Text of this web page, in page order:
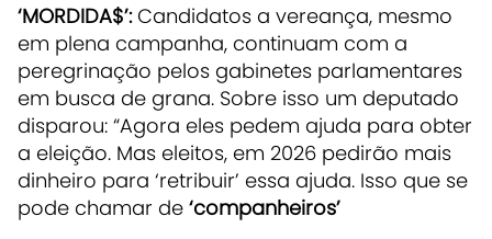
‘MORDIDA$’:Candidatos a vereança, mesmo
em plena campanha, continuam com a
peregrinação pelos gabinetes parlamentares
em busca de grana. Sobre isso um deputado
disparou: “Agora eles pedem ajuda para obter
a eleição. Mas eleitos, em 2026 pedirão mais
dinheiro para ‘retribuir’ essa ajuda. Isso que se
pode chamar de ‘companheiros’